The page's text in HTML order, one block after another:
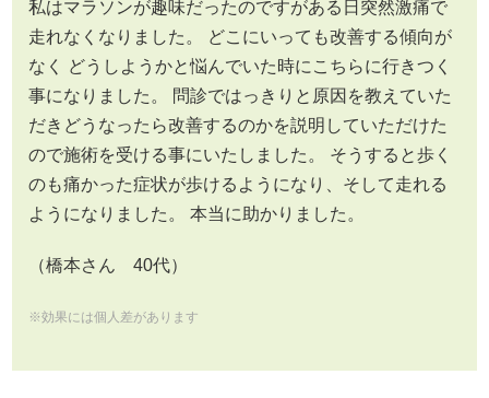
私はマラソンが趣味だったのですがある日突然激痛で
走れなくなりました。 どこにいっても改善する傾向が
なく どうしようかと悩んでいた時にこちらに行きつく
事になりました。 問診ではっきりと原因を教えていた
だきどうなったら改善するのかを説明していただけた
ので施術を受ける事にいたしました。 そうすると歩く
のも痛かった症状が歩けるようになり、そして走れる
ようになりました。 本当に助かりました。
（橋本さん 40代）
※効果には個人差があります